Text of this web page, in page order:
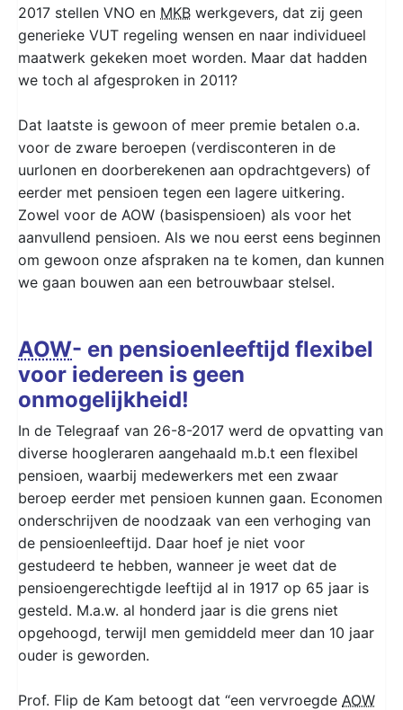
2017 stellen VNO en MKB werkgevers, dat zij geen
generieke VUT regeling wensen en naar individueel
maatwerk gekeken moet worden. Maar dat hadden
we toch al afgesproken in 2011?
Dat laatste is gewoon of meer premie betalen o.a.
voor de zware beroepen (verdisconteren in de
uurlonen en doorberekenen aan opdrachtgevers) of
eerder met pensioen tegen een lagere uitkering.
Zowel voor de AOW (basispensioen) als voor het
aanvullend pensioen. Als we nou eerst eens beginnen
om gewoon onze afspraken na te komen, dan kunnen
we gaan bouwen aan een betrouwbaar stelsel.
AOW- en pensioenleeftijd flexibel
voor iedereen is geen
onmogelijkheid!
In de Telegraaf van 26-8-2017 werd de opvatting van
diverse hoogleraren aangehaald m.b.t een flexibel
pensioen, waarbij medewerkers met een zwaar
beroep eerder met pensioen kunnen gaan. Economen
onderschrijven de noodzaak van een verhoging van
de pensioenleeftijd. Daar hoef je niet voor
gestudeerd te hebben, wanneer je weet dat de
pensioengerechtigde leeftijd al in 1917 op 65 jaar is
gesteld. M.a.w. al honderd jaar is die grens niet
opgehoogd, terwijl men gemiddeld meer dan 10 jaar
ouder is geworden.
Prof. Flip de Kam betoogt dat “een vervroegde AOW